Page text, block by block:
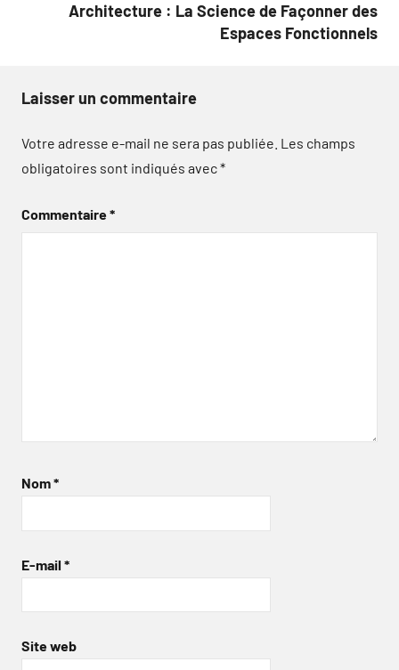
Architecture : La Science de Façonner des
Espaces Fonctionnels
Laisser un commentaire
Votre adresse e-mail ne sera pas publiée. Les champs
obligatoires sont indiqués avec*
Commentaire*
Nom*
E-mail *
Site web